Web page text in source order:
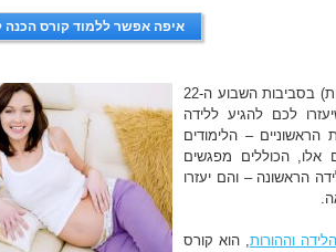
איפה אפשר ללמוד קורס הכנה
אם אתם עומדים לפני לידה ונמצאים (או ליתר דיוק, נמצאות) בסביבות השבוע ה-22
לכם להגיע ללידה
הראשוניים – הלימודים
אלו, הכוללים מפגשים
הראשונה – והם יעזרו
וההורות, הוא קורס